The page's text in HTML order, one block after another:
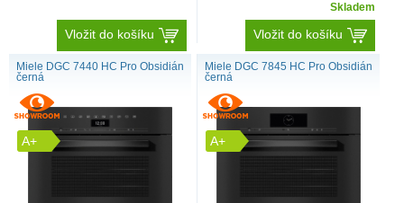
Vložit do košíku
Skladem
Vložit do košíku
Miele DGC 7440 HC Pro Obsidián
černá
A+
Miele DGC 7845 HC Pro Obsidián
černá
A+